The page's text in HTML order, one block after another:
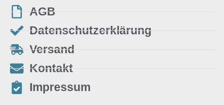
AGB
Datenschutzerklärung
Versand
Kontakt
Impressum